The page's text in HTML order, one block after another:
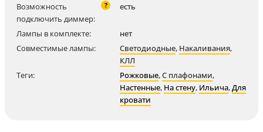
Возможность
подключить диммер:
? есть
Лампы в комплекте:
нет
Совместимые лампы:
Светодиодные, Накаливания,
КЛЛ
Теги:
Рожковые,С плафонами,
Настенные, На стену, Ильича,Для
кровати